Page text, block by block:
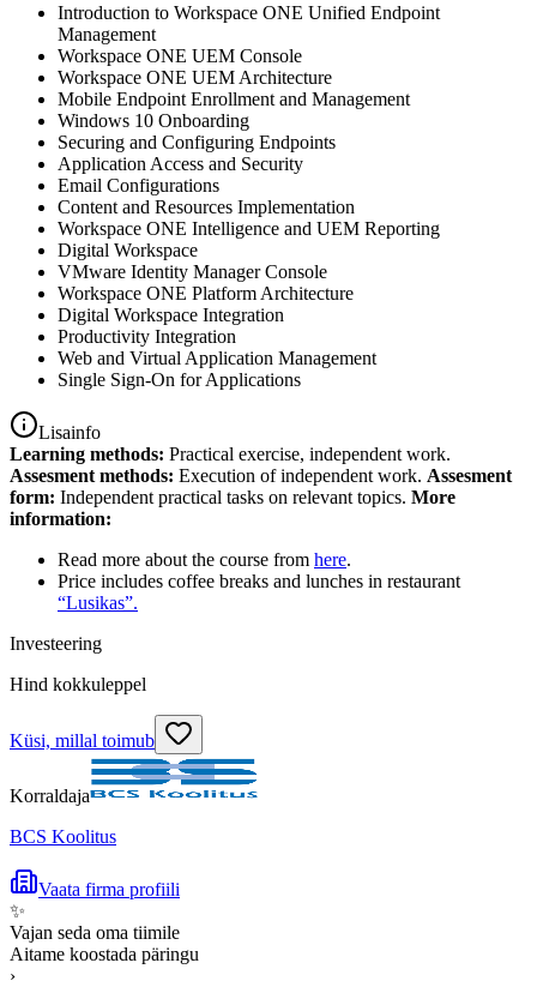
Introduction to Workspace ONE Unified Endpoint
Management
Workspace ONE UEM Console
Workspace ONE UEM Architecture
Mobile Endpoint Enrollment and Management
Windows 10 Onboarding
Securing and Configuring Endpoints
Application Access and Security
Email Configurations
Content and Resources Implementation
Workspace ONE Intelligence and UEM Reporting
Digital Workspace
VMware Identity Manager Console
Workspace ONE Platform Architecture
Digital Workspace Integration
Productivity Integration
Web and Virtual Application Management
Single Sign-On for Applications
Lisainfo
Learning methods: Practical exercise, independent work.
Assesment methods: Execution of independent work. Assesment
form: Independent practical tasks on relevant topics. More
information:
Read more about the course from here.
Price includes coffee breaks and lunches in restaurant
“Lusikas”.
Investeering
Hind kokkuleppel
Küsi, millal toimub
Korraldaja
BCS Koolitus
Vaata firma profiili
✨
Vajan seda oma tiimile
Aitame koostada päringu
›